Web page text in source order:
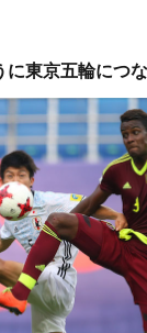
に東京五輪につ